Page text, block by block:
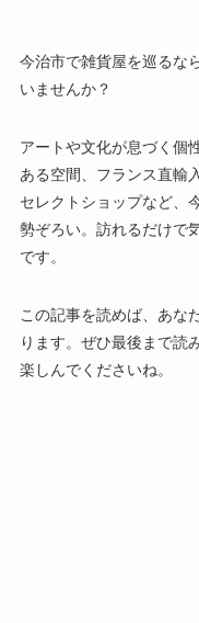
今治市で雑貨屋を巡るな
いませんか？
アートや文化が息づく個
ある空間、フランス直輸
セレクトショップなど、
勢ぞろい。訪れるだけで
です。
この記事を読めば、あな
ります。ぜひ最後まで読
楽しんでくださいね。